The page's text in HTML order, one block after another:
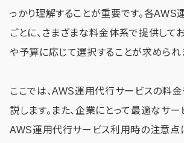
っかり理解することが重要です。各AWS
ごとに、さまざまな料金体系で提供して
や予算に応じて選択することが求められ
ここでは、AWS運用代行サービスの料
説します。また、企業にとって最適なサ
AWS運用代行サービス利用時の注意点